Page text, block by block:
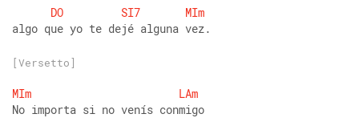
DO
SI7
MIm
algo que yo te dejé alguna vez.
[Versetto]
MIm
LAm
No importa si no venís conmigo